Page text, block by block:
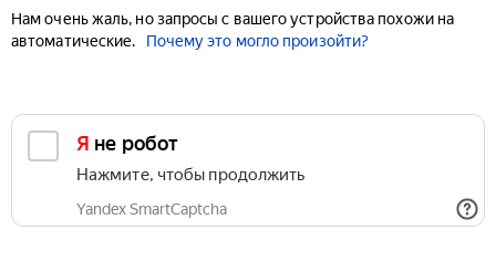
Нам очень жаль, но запросы с вашего устройства похожи на
автоматические.
Почему это могло произойти?
Я не робот
Нажмите, чтобы продолжить
Yandex SmartCaptcha